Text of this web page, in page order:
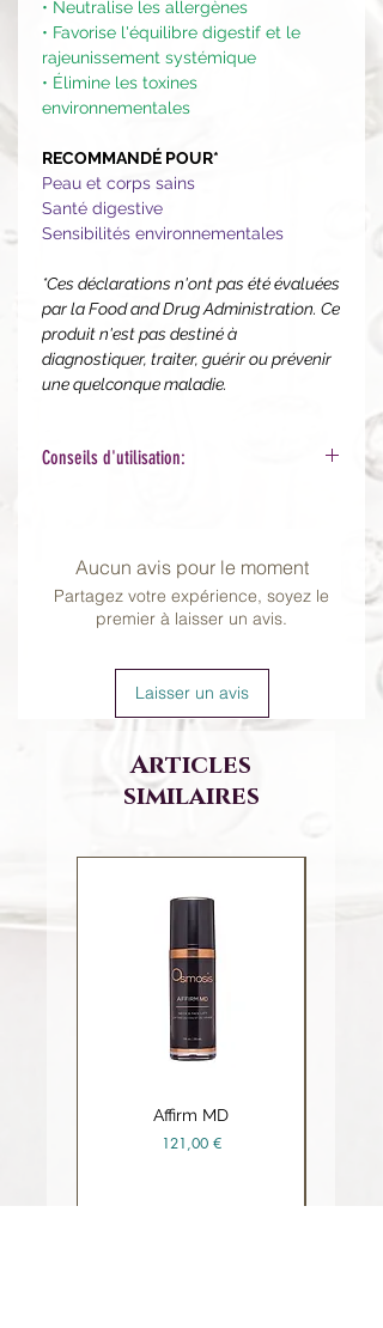
• Neutralise les allergènes
• Favorise l'équilibre digestif et le
rajeunissement systémique
• Élimine les toxines
environnementales
RECOMMANDÉ POUR*
Peau et corps sains
Santé digestive
Sensibilités environnementales
*Ces déclarations n'ont pas été évaluées
par la Food and Drug Administration. Ce
produit n'est pas destiné à
diagnostiquer, traiter, guérir ou prévenir
une quelconque maladie.
Conseils d'utilisation:
directement dans la bouche,
attendez quelques secondes avant
d'avaler.
Si vous pesez moins de 175 lb,
Aucun avis pour le moment
Partagez votre expérience, soyez le
premier à laisser un avis.
Laisser un avis
Articles
similaires
Affirm MD
Prix
121,00 €